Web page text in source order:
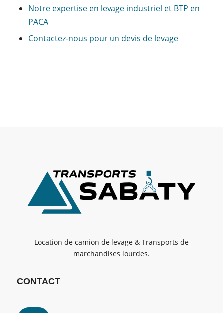
Notre expertise en levage industriel et BTP en
PACA
Contactez-nous pour un devis de levage
Location de camion de levage & Transports de
marchandises lourdes.
CONTACT